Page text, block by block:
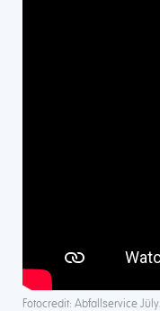
Fotocredit: Abfallservice